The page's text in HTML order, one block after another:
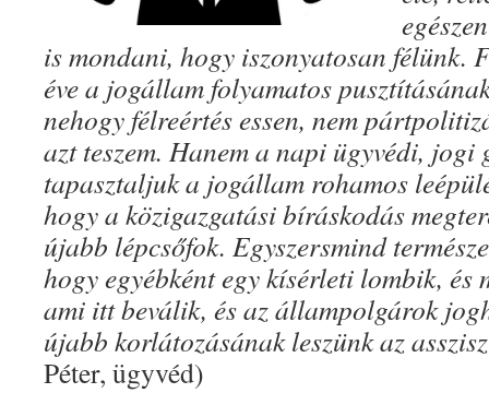
is mondani, hogy iszonyatosan félünk.
éve a jogállam folyamatos
nehogy félreértés essen, nem
azt teszem. Hanem a napi ügyvédi,
tapasztaljuk a jogállam rohamos
hogy a közigazgatási bíráskodás
újabb lépcsőfok. Egyszersmind
hogy egyébként egy kísérleti lombik, és
ami itt beválik, és az állampolgárok
újabb korlátozásának leszünk az
Péter, ügyvéd)